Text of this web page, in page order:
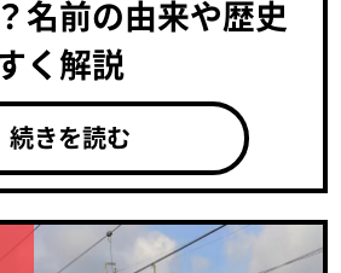
名前の由来や歴史
く解説
続きを読む